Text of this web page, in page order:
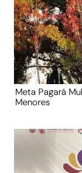
Meta Pagará
Menores